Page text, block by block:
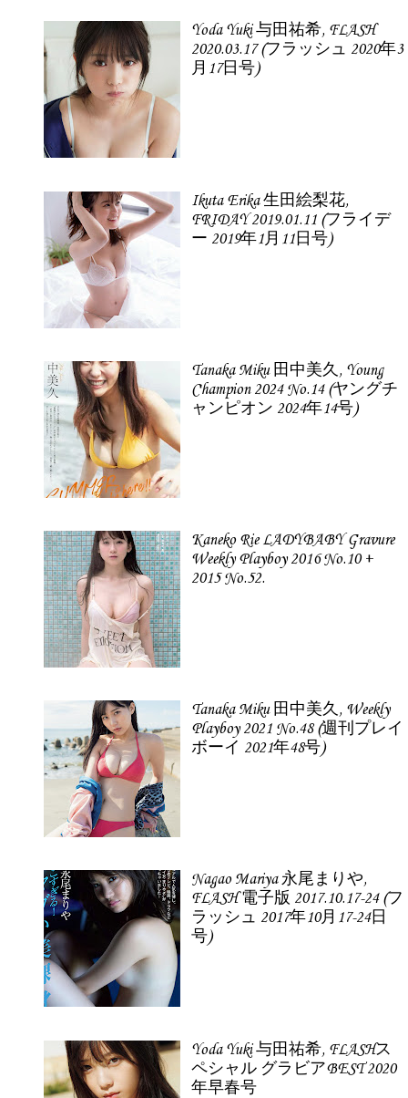
Yoda Yuki 与田祐希, FLASH
2020.03.17 (フラッシュ 2020年3
月17日号)
Ikuta Erika 生田絵梨花,
FRIDAY 2019.01.11 (フライデ
ー 2019年1月11日号)
Tanaka Miku 田中美久, Young
Champion 2024 No.14 (ヤングチ
ャンピオン 2024年14号)
Kaneko Rie LADYBABY Gravure
Weekly Playboy 2016 No.10 +
2015 No.52.
Tanaka Miku 田中美久, Weekly
Playboy 2021 No.48 (週刊プレイ
ボーイ 2021年48号)
Nagao Mariya 永尾まりや,
FLASH 電子版 2017.10.17-24 (フ
ラッシュ 2017年10月17-24日
号)
Yoda Yuki 与田祐希, FLASHス
ペシャル グラビアBEST 2020
年早春号